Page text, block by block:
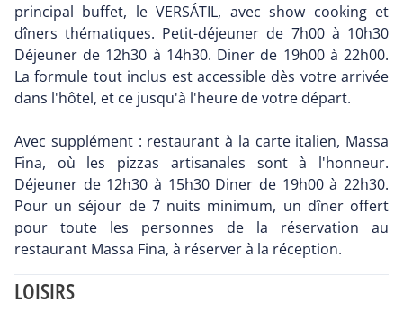
principal buffet, le VERSÁTIL, avec show cooking et
dîners thématiques. Petit-déjeuner de 7h00 à 10h30
Déjeuner de 12h30 à 14h30. Diner de 19h00 à 22h00.
La formule tout inclus est accessible dès votre arrivée
dans l'hôtel, et ce jusqu'à l'heure de votre départ.
Avec supplément : restaurant à la carte italien, Massa
Fina, où les pizzas artisanales sont à l'honneur.
Déjeuner de 12h30 à 15h30 Diner de 19h00 à 22h30.
Pour un séjour de 7 nuits minimum, un dîner offert
pour toute les personnes de la réservation au
restaurant Massa Fina, à réserver à la réception.
LOISIRS